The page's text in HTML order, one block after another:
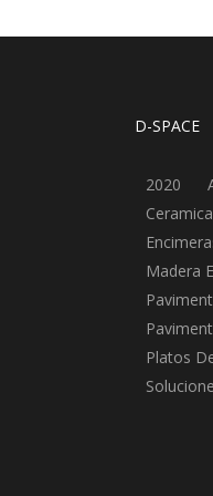
D-SPACE
2020
Ceramica
Madera
Platos